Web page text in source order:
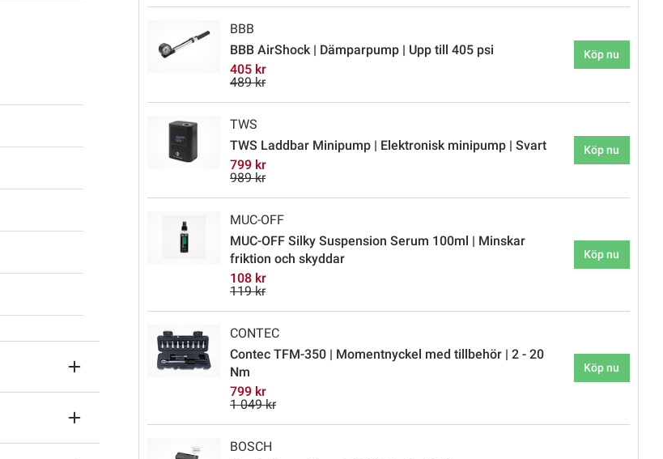
BBB
BBB AirShock | Dämparpump | Upp till 405 psi
405 kr
489 kr
Köp nu
TWS
TWS Laddbar Minipump | Elektronisk minipump | Svart
799 kr
989 kr
Köp nu
MUC-OFF
MUC-OFF Silky Suspension Serum 100ml | Minskar
friktion och skyddar
108 kr
119 kr
Köp nu
CONTEC
Contec TFM-350 | Momentnyckel med tillbehör | 2 - 20
Nm
799 kr
1 049 kr
Köp nu
BOSCH